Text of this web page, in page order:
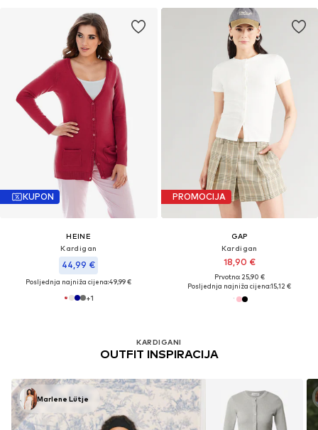
KUPON
HEINE
Kardigan
44,99 €
Posljednja najniža cijena:49,99 €
+1
PROMOCIJA
GAP
Kardigan
18,90 €
Prvotno: 25,90 €
Posljednja najniža cijena:15,12 €
KARDIGANI
OUTFIT INSPIRACIJA
Marlene Lütje